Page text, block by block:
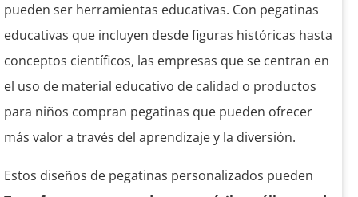
pueden ser herramientas educativas. Con pegatinas
educativas que incluyen desde figuras históricas hasta
conceptos científicos, las empresas que se centran en
el uso de material educativo de calidad o productos
para niños compran pegatinas que pueden ofrecer
más valor a través del aprendizaje y la diversión.
Estos diseños de pegatinas personalizados pueden